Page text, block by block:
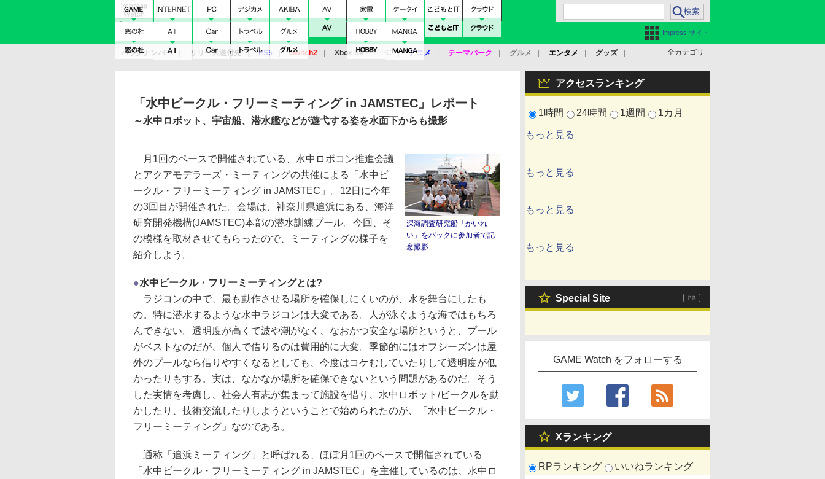
Impress サイト
全カテゴリ
バックナンバー リリース送付先 PS5 Switch2 Xbox SX PC アニメ テーマパーク グルメ エンタメ
グッズ
アクセスランキング
1時間 24時間 1週間 1カ月
もっと見る
もっと見る
もっと見る
もっと見る
Special Site
GAME Watch をフォローする
Xランキング
RPランキング いいねランキング
「水中ビークル・フリーミーティング in JAMSTEC」レポート
～水中ロボット、宇宙船、潜水艦などが遊弋する姿を水面下からも撮影
深海調査研究船「かいれ
い」をバックに参加者で記
念撮影
月1回のペースで開催されている、水中ロボコン推進会議
とアクアモデラーズ・ミーティングの共催による「水中ビ
ークル・フリーミーティング in JAMSTEC」。12日に今年
の3回目が開催された。会場は、神奈川県追浜にある、海洋
研究開発機構(JAMSTEC)本部の潜水訓練プール。今回、そ
の模様を取材させてもらったので、ミーティングの様子を
紹介しよう。
●水中ビークル・フリーミーティングとは?
ラジコンの中で、最も動作させる場所を確保しにくいのが、水を舞台にしたも
の。特に潜水するような水中ラジコンは大変である。人が泳ぐような海ではもちろ
んできない。透明度が高くて波や潮がなく、なおかつ安全な場所というと、プール
がベストなのだが、個人で借りるのは費用的に大変。季節的にはオフシーズンは屋
外のプールなら借りやすくなるとしても、今度はコケむしていたりして透明度が低
かったりもする。実は、なかなか場所を確保できないという問題があるのだ。そう
した実情を考慮し、社会人有志が集まって施設を借り、水中ロボット/ビークルを動
かしたり、技術交流したりしようということで始められたのが、「水中ビークル・
フリーミーティング」なのである。
通称「追浜ミーティング」と呼ばれる、ほぼ月1回のペースで開催されている
「水中ビークル・フリーミーティング in JAMSTEC」を主催しているのは、水中ロ